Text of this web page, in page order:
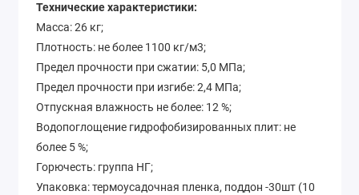
Технические характеристики:
Масса: 26 кг;
Плотность: не более 1100 кг/м3;
Предел прочности при сжатии: 5,0 МПа;
Предел прочности при изгибе: 2,4 МПа;
Отпускная влажность не более: 12 %;
Водопоглощение гидрофобизированных плит: не
более 5 %;
Горючесть: группа НГ;
Упаковка: термоусадочная пленка, поддон -30шт (10